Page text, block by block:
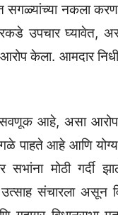
सगळ्यांच्या नकला
उपचार घ्यावेत,
केला. आमदार
आहे, असा आरोप
पाहते आहे आणि योग्य
सभांना मोठी
उत्साह संचारला असून